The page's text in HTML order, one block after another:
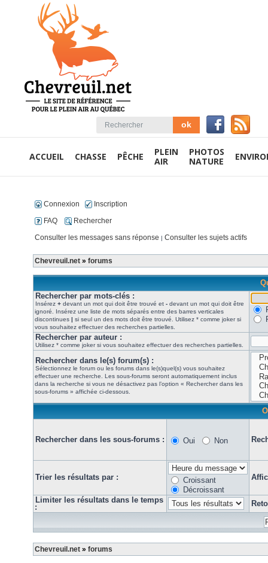
ACCUEIL CHASSE PÊCHE
PLEIN
AIR
PHOTOS
NATURE
Connexion
Inscription
FAQ
Rechercher
Consulter les messages sans réponse | Consulter les sujets actifs
Chevreuil.net » forums
Rechercher par mots-clés :
Insérez + devant un mot qui doit être trouvé et - devant un mot qui doit être
ignoré. Insérez une liste de mots séparés entre des barres verticales
discontinues | si seul un des mots doit être trouvé. Utilisez * comme joker si
vous souhaitez effectuer des recherches partielles.
Rechercher par auteur :
Utilisez * comme joker si vous souhaitez effectuer des recherches partielles.
Rechercher dans le(s) forum(s) :
Sélectionnez le forum ou les forums dans le(s)quel(s) vous souhaitez
effectuer une recherche. Les sous-forums seront automatiquement inclus
dans la recherche si vous ne désactivez pas l’option « Rechercher dans les
sous-forums » affichée ci-dessous.
Rechercher dans les sous-forums : Oui Non
Trier les résultats par :
Croissant
Décroissant
Limiter les résultats dans le temps
:
Chevreuil.net » forums